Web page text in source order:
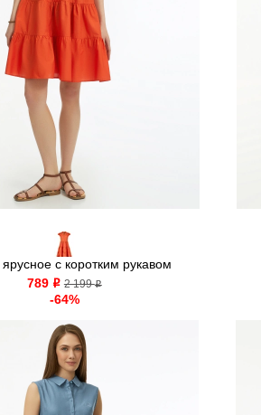
с коротким рукавом
789 o 2 199o
-64%